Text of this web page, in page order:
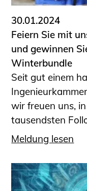
30.01.2024
Feiern Sie mit
und gewinnen
Winterbundle
Seit gut einem
wir freuen uns,
tausendsten
Meldung lesen